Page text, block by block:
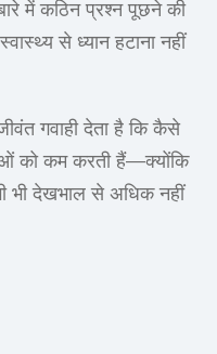
में कठिन प्रश्न पूछने की
से ध्यान हटाना नहीं
गवाही देता है कि कैसे
को कम करती हैं—क्योंकि
भी देखभाल से अधिक नहीं